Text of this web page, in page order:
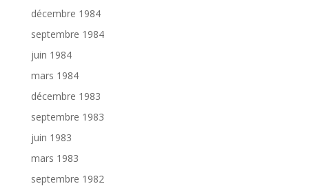
décembre 1984
septembre 1984
juin 1984
mars 1984
décembre 1983
septembre 1983
juin 1983
mars 1983
septembre 1982